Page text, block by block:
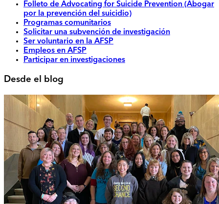
Folleto de Advocating for Suicide Prevention (Abogar
por la prevención del suicidio)
Programas comunitarios
Solicitar una subvención de investigación
Ser voluntario en la AFSP
Empleos en AFSP
Participar en investigaciones
Desde el blog